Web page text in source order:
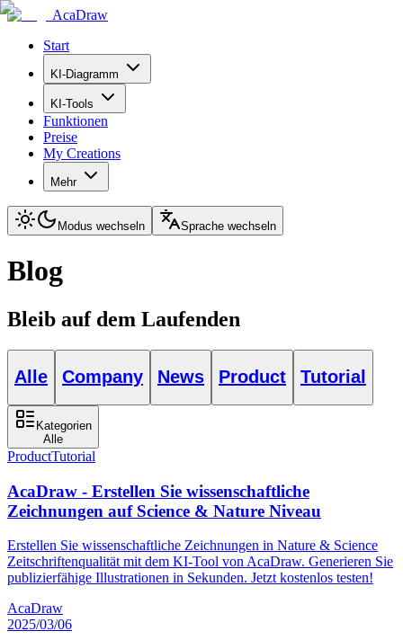
AcaDraw
Start
KI-Diagramm
KI-Tools
Funktionen
Preise
My Creations
Mehr
Modus wechseln Sprache wechseln
Blog
Bleib auf dem Laufenden
Alle Company News Product Tutorial
Kategorien
Alle
ProductTutorial
AcaDraw - Erstellen Sie wissenschaftliche
Zeichnungen auf Science & Nature Niveau
Erstellen Sie wissenschaftliche Zeichnungen in Nature & Science
Zeitschriftenqualität mit dem KI-Tool von AcaDraw. Generieren Sie
publizierfähige Illustrationen in Sekunden. Jetzt kostenlos testen!
AcaDraw
2025/03/06